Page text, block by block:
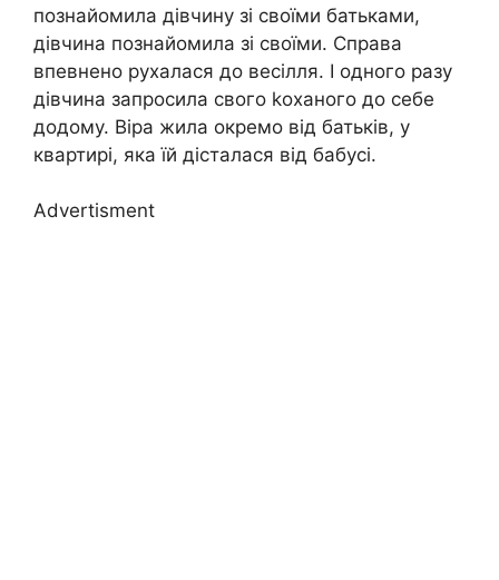
познайомила дівчину зі своїми батьками,
дівчина познайомила зі своїми. Справа
впевнено рухалася до весілля. І одного разу
дівчина запросила свого kоханого до себе
додому. Віра жила окремо від батьків, у
квартирі, яка їй дісталася від бабусі.
Advertisment